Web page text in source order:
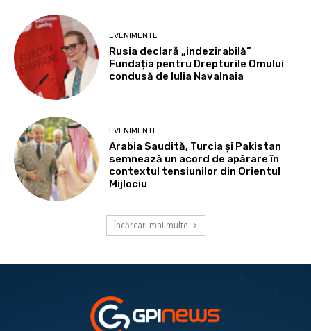
EVENIMENTE
Rusia declară „indezirabilă”
Fundația pentru Drepturile Omului
condusă de Iulia Navalnaia
EVENIMENTE
Arabia Saudită, Turcia și Pakistan
semnează un acord de apărare în
contextul tensiunilor din Orientul
Mijlociu
Încărcați mai multe